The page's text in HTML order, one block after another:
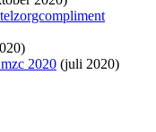
2020 (juli 2020)